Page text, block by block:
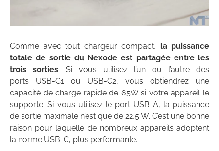
Comme avec tout chargeur compact, la puissance
totale de sortie du Nexode est partagée entre les
trois sorties. Si vous utilisez l’un ou l’autre des
ports USB-C1 ou USB-C2, vous obtiendrez une
capacité de charge rapide de 65W si votre appareil le
supporte. Si vous utilisez le port USB-A, la puissance
de sortie maximale n’est que de 22,5 W. C’est une bonne
raison pour laquelle de nombreux appareils adoptent
la norme USB-C, plus performante.